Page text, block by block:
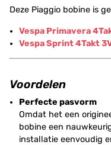
Deze Piaggio bobine is
Vespa Primavera
Vespa Sprint 4Takt
Voordelen
Perfecte pasvorm
Omdat het een
bobine een
installatie eenvoudig